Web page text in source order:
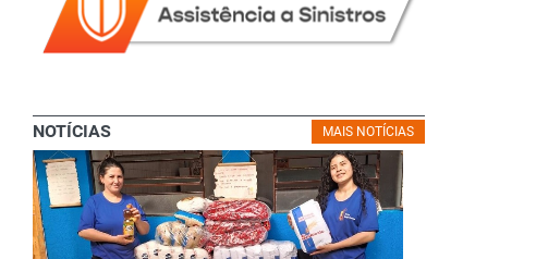
MAIS NOTÍCIAS
NOTÍCIAS